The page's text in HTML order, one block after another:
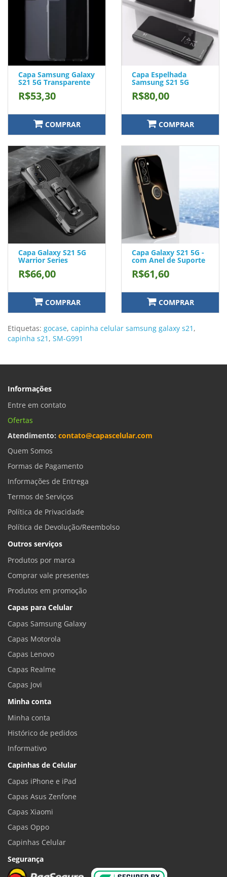
Capa Samsung Galaxy
S21 5G Transparente
R$53,30
COMPRAR
Capa Espelhada
Samsung S21 5G
R$80,00
COMPRAR
Capa Galaxy S21 5G
Warrior Series
R$66,00
COMPRAR
Capa Galaxy S21 5G -
com Anel de Suporte
R$61,60
COMPRAR
Etiquetas: gocase, capinha celular samsung galaxy s21 ,
capinha s21 , SM-G991
Informações
Entre em contato
Ofertas
Atendimento: contato@capascelular.com
Quem Somos
Formas de Pagamento
Informações de Entrega
Termos de Serviços
Política de Privacidade
Política de Devolução/Reembolso
Outros serviços
Produtos por marca
Comprar vale presentes
Produtos em promoção
Capas para Celular
Capas Samsung Galaxy
Capas Motorola
Capas Lenovo
Capas Realme
Capas Jovi
Minha conta
Minha conta
Histórico de pedidos
Informativo
Capinhas de Celular
Capas iPhone e iPad
Capas Asus Zenfone
Capas Xiaomi
Capas Oppo
Capinhas Celular
Segurança